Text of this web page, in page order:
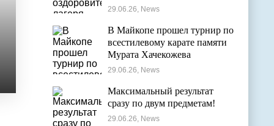
экскурсии в Дондуковском
29.06.26, News
В Майкопе прошел турнир по
всестилевому карате памяти
Мурата Хачекожева
29.06.26, News
Максимальный результат
сразу по двум предметам!
29.06.26, News